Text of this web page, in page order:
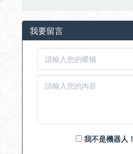
我要留言
我不是機器人！